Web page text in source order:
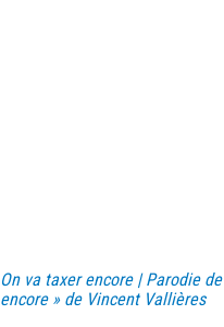
On va taxer encore | Parodie de
encore » de Vincent Vallières